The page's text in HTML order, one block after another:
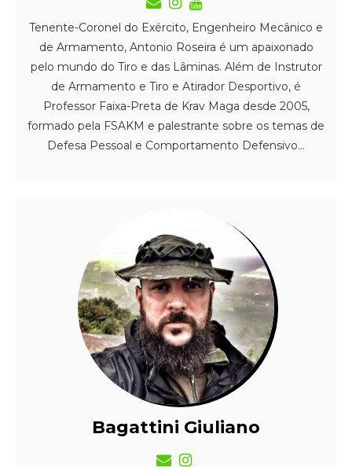
Tenente-Coronel do Exército, Engenheiro Mecânico e
de Armamento, Antonio Roseira é um apaixonado
pelo mundo do Tiro e das Lâminas. Além de Instrutor
de Armamento e Tiro e Atirador Desportivo, é
Professor Faixa-Preta de Krav Maga desde 2005,
formado pela FSAKM e palestrante sobre os temas de
Defesa Pessoal e Comportamento Defensivo...
Bagattini Giuliano